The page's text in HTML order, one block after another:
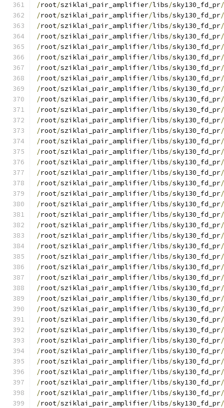
/root/sziklai_pair_amplifier/libs/sky130_fd_pr/
/root/sziklai_pair_amplifier/libs/sky130_fd_pr/
/root/sziklai_pair_amplifier/libs/sky130_fd_pr/
/root/sziklai_pair_amplifier/libs/sky130_fd_pr/
/root/sziklai_pair_amplifier/libs/sky130_fd_pr/
/root/sziklai_pair_amplifier/libs/sky130_fd_pr/
/root/sziklai_pair_amplifier/libs/sky130_fd_pr/
/root/sziklai_pair_amplifier/libs/sky130_fd_pr/
/root/sziklai_pair_amplifier/libs/sky130_fd_pr/
/root/sziklai_pair_amplifier/libs/sky130_fd_pr/
/root/sziklai_pair_amplifier/libs/sky130_fd_pr/
/root/sziklai_pair_amplifier/libs/sky130_fd_pr/
/root/sziklai_pair_amplifier/libs/sky130_fd_pr/
/root/sziklai_pair_amplifier/libs/sky130_fd_pr/
/root/sziklai_pair_amplifier/libs/sky130_fd_pr/
/root/sziklai_pair_amplifier/libs/sky130_fd_pr/
/root/sziklai_pair_amplifier/libs/sky130_fd_pr/
/root/sziklai_pair_amplifier/libs/sky130_fd_pr/
/root/sziklai_pair_amplifier/libs/sky130_fd_pr/
/root/sziklai_pair_amplifier/libs/sky130_fd_pr/
/root/sziklai_pair_amplifier/libs/sky130_fd_pr/
/root/sziklai_pair_amplifier/libs/sky130_fd_pr/
/root/sziklai_pair_amplifier/libs/sky130_fd_pr/
/root/sziklai_pair_amplifier/libs/sky130_fd_pr/
/root/sziklai_pair_amplifier/libs/sky130_fd_pr/
/root/sziklai_pair_amplifier/libs/sky130_fd_pr/
/root/sziklai_pair_amplifier/libs/sky130_fd_pr/
/root/sziklai_pair_amplifier/libs/sky130_fd_pr/
/root/sziklai_pair_amplifier/libs/sky130_fd_pr/
/root/sziklai_pair_amplifier/libs/sky130_fd_pr/
/root/sziklai_pair_amplifier/libs/sky130_fd_pr/
/root/sziklai_pair_amplifier/libs/sky130_fd_pr/
/root/sziklai_pair_amplifier/libs/sky130_fd_pr/
/root/sziklai_pair_amplifier/libs/sky130_fd_pr/
/root/sziklai_pair_amplifier/libs/sky130_fd_pr/
/root/sziklai_pair_amplifier/libs/sky130_fd_pr/
/root/sziklai_pair_amplifier/libs/sky130_fd_pr/
/root/sziklai_pair_amplifier/libs/sky130_fd_pr/
/root/sziklai_pair_amplifier/libs/sky130_fd_pr/